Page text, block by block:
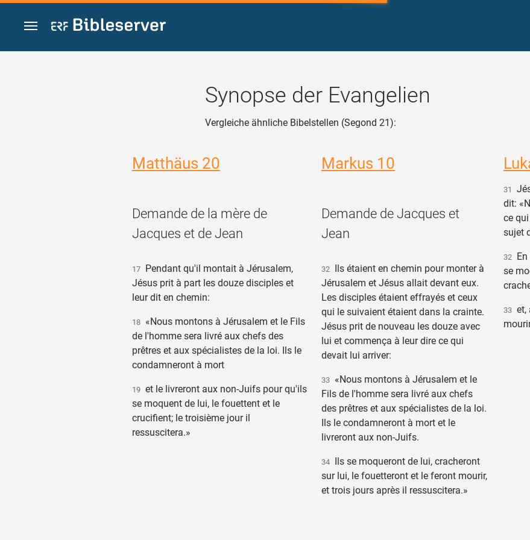
Zum Inhalt springen
Synopse der Evangelien
Vergleiche ähnliche Bibelstellen (Segond 21):
Matthäus 20
Demande de la mère de
Jacques et de Jean
17Pendant qu'il montait à Jérusalem,
Jésus prit à part les douze disciples et
leur dit en chemin:
18«Nous montons à Jérusalem et le Fils
de l'homme sera livré aux chefs des
prêtres et aux spécialistes de la loi. Ils le
condamneront à mort
19et le livreront aux non-Juifs pour qu'ils
se moquent de lui, le fouettent et le
crucifient; le troisième jour il
ressuscitera.»
Markus 10
Demande de Jacques et
Jean
32Ils étaient en chemin pour monter à
Jérusalem et Jésus allait devant eux.
Les disciples étaient effrayés et ceux
qui le suivaient étaient dans la crainte.
Jésus prit de nouveau les douze avec
lui et commença à leur dire ce qui
devait lui arriver:
33«Nous montons à Jérusalem et le
Fils de l'homme sera livré aux chefs
des prêtres et aux spécialistes de la loi.
Ils le condamneront à mort et le
livreront aux non-Juifs.
34Ils se moqueront de lui, cracheront
sur lui, le fouetteront et le feront mourir,
et trois jours après il ressuscitera.»
31
dit:
ce
sujet
32
se
33 et,